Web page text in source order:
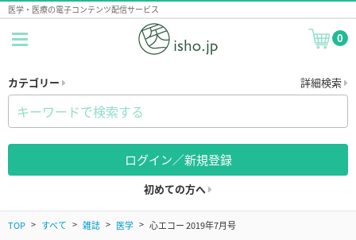
医学・医療の電子コンテンツ配信サービス
0
カテゴリー 詳細検索
ログイン／新規登録
初めての方へ
TOP すべて 雑誌 医学 心エコー 2019年7月号